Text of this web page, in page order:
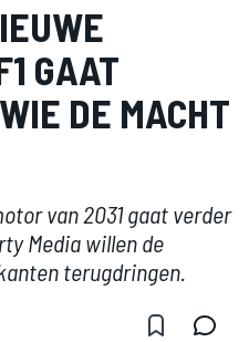
GAAT
DE MACHT
van 2031 gaat verder
Media willen de
terugdringen.